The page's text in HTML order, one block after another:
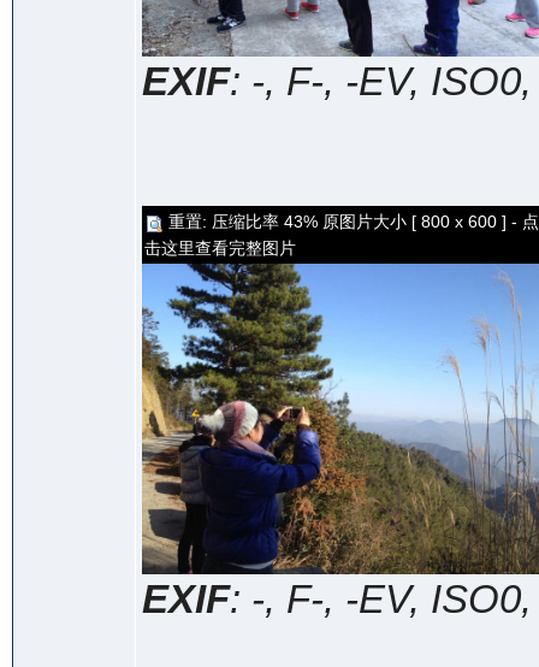
EXIF: -, F-, -EV,
重置: 压缩比率 43% 原图片大小 [ 800 x 600 ] - 点
击这里查看完整图片
EXIF: -, F-, -EV,